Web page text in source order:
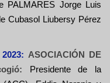
PALMARES Jorge Luis
Cubasol Liubersy Pérez
ASOCIACIÓN DE
Presidente de la